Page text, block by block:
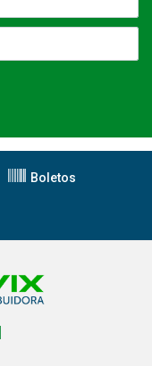
Boletos